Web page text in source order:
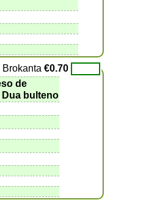
Brokanta€0.70
de
Dua bulteno